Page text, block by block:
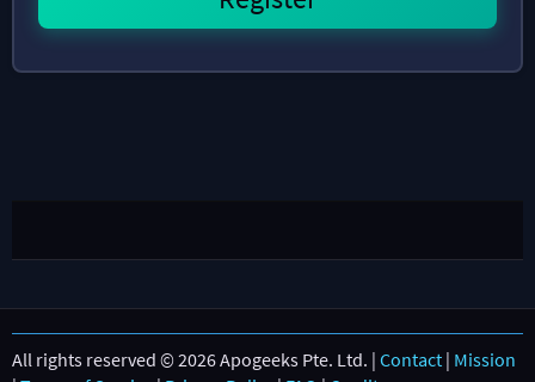
All rights reserved © 2026 Apogeeks Pte. Ltd. | Contact | Mission